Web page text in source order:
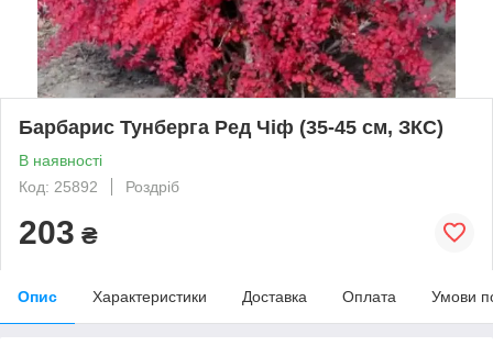
Барбарис Тунберга Ред Чіф (35-45 см, ЗКС)
В наявності
Код: 25892
Роздріб
203 ₴
Опис Характеристики Доставка Оплата Умови